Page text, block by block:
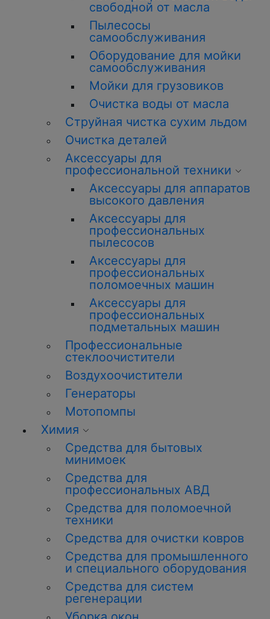
свободной от масла
Пылесосы
самообслуживания
Оборудование для мойки
самообслуживания
Мойки для грузовиков
Очистка воды от масла
Струйная чистка сухим льдом
Очистка деталей
Аксессуары для
профессиональной техники
Аксессуары для аппаратов
высокого давления
Аксессуары для
профессиональных
пылесосов
Аксессуары для
профессиональных
поломоечных машин
Аксессуары для
профессиональных
подметальных машин
Профессиональные
стеклоочистители
Воздухоочистители
Генераторы
Мотопомпы
Химия
Средства для бытовых
минимоек
Средства для
профессиональных АВД
Средства для поломоечной
техники
Средства для очистки ковров
Средства для промышленного
и специального оборудования
Средства для систем
регенерации